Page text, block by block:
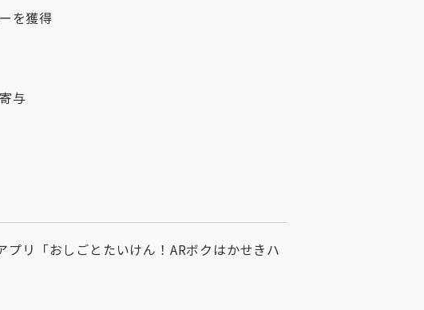
を獲得
与
リ「おしごとたいけん！ARボクはかせきハ